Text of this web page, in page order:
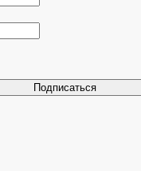
Подписаться